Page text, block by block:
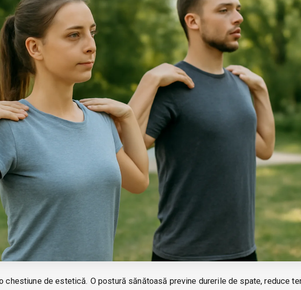
chestiune de estetică. O postură sănătoasă previne durerile de spate, reduce